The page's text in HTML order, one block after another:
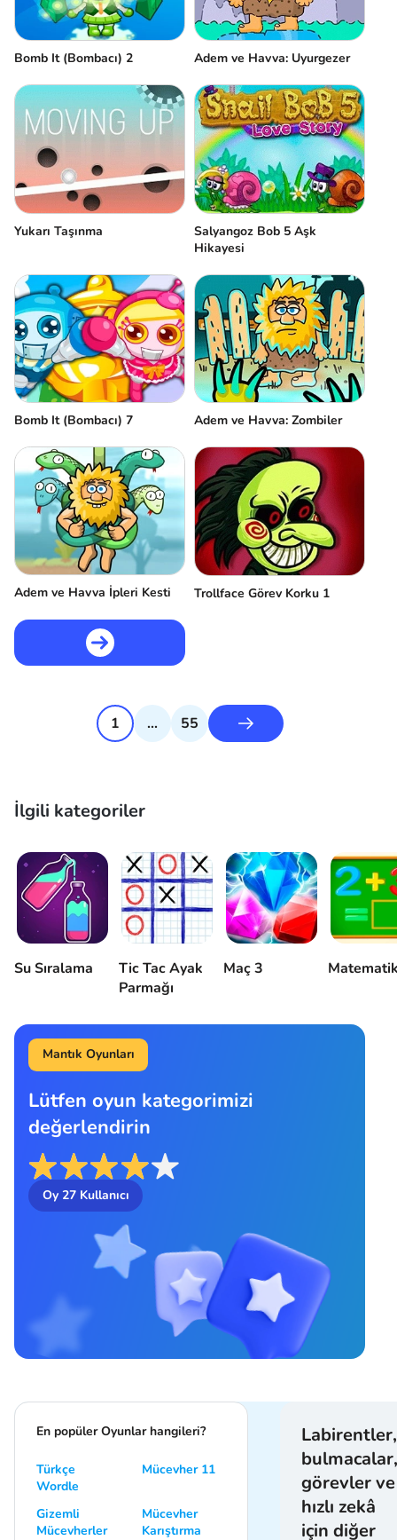
Bomb It (Bombacı) 2 Adem ve Havva: Uyurgezer
Yukarı Taşınma
Salyangoz Bob 5 Aşk
Hikayesi
Bomb It (Bombacı) 7 Adem ve Havva: Zombiler
Adem ve Havva İpleri Kesti Trollface Görev Korku 1
1 ... 55
İlgili kategoriler
Su Sıralama
Tic Tac Ayak
Parmağı
Maç 3
Mantık Oyunları
Lütfen oyun kategorimizi
değerlendirin
Oy 27Kullanıcı
Labirentler,
bulmacalar,
görevler ve
hızlı zekâ
için diğer
En popüler Oyunlar hangileri?
Türkçe
Wordle
Mücevher 11
Gizemli
Mücevherler
Mücevher
Karıştırma